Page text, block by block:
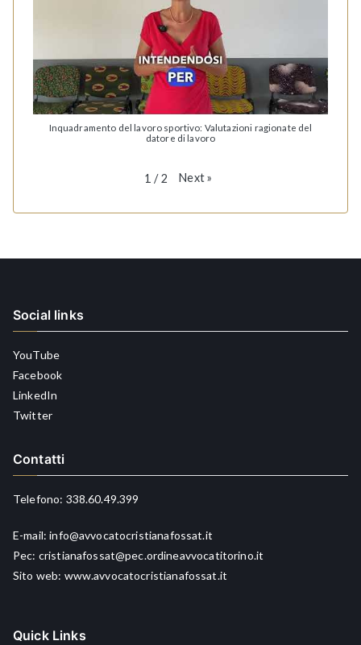
Inquadramento del lavoro sportivo: Valutazioni ragionate del
datore di lavoro
1 / 2 Next»
Social links
YouTube
Facebook
LinkedIn
Twitter
Contatti
Telefono: 338.60.49.399
E-mail:info@avvocatocristianafossat.it
Pec: cristianafossat@pec.ordineavvocatitorino.it
Sito web: www.avvocatocristianafossat.it
Quick Links